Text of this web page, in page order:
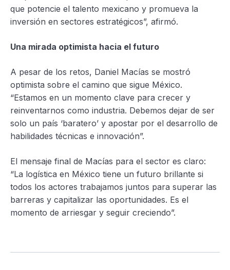
que potencie el talento mexicano y promueva la
inversión en sectores estratégicos”, afirmó.
Una mirada optimista hacia el futuro
A pesar de los retos, Daniel Macías se mostró
optimista sobre el camino que sigue México.
“Estamos en un momento clave para crecer y
reinventarnos como industria. Debemos dejar de ser
solo un país ‘baratero’ y apostar por el desarrollo de
habilidades técnicas e innovación”.
El mensaje final de Macías para el sector es claro:
“La logística en México tiene un futuro brillante si
todos los actores trabajamos juntos para superar las
barreras y capitalizar las oportunidades. Es el
momento de arriesgar y seguir creciendo”.